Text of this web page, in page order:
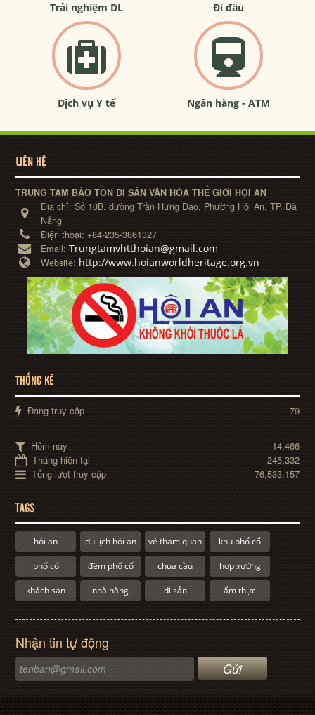
Trải nghiệm DL Đi đâu
Dịch vụ Y tế Ngân hàng - ATM
LIÊN HỆ
TRUNG TÂM BẢO TỒN DI SẢN VĂN HÓA THẾ GIỚI HỘI AN
Địa chỉ:Số 10B, đường Trần Hưng Đạo, Phường Hội An, TP. Đà
Nẵng
Điện thoại: +84-235-3861327
Email:Trungtamvhtthoian@gmail.com
Website: http://www.hoianworldheritage.org.vn
THỐNG KÊ
Đang truy cập 79
Hôm nay
14,466
Tháng hiện tại
245,332
Tổng lượt truy cập
76,533,157
TAGS
hội an du lịch hội an vé tham quan khu phố cổ
phố cổ đêm phố cổ chùa cầu hợp xướng
khách sạn nhà hàng di sản ẩm thực
Nhận tin tự động